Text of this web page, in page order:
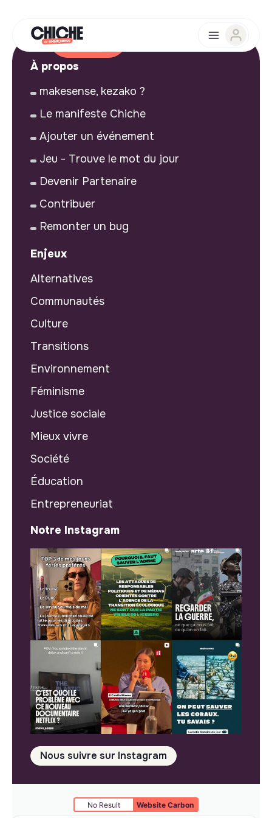
À propos
makesense, kezako ?
Le manifeste Chiche
Ajouter un événement
Jeu - Trouve le mot du jour
Devenir Partenaire
Contribuer
Remonter un bug
Enjeux
Alternatives
Communautés
Culture
Transitions
Environnement
Féminisme
Justice sociale
Mieux vivre
Société
Éducation
Entrepreneuriat
Notre Instagram
Nous suivre sur Instagram
No Result Website Carbon